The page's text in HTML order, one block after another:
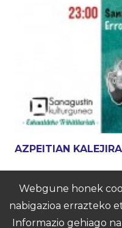
AZPEITIAN
1 …
Webgune honek
nabigazioa errazteko
Informazio gehiago